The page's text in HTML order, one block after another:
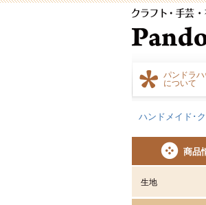
パンドラハ
について
ハンドメイド･
商品
生地